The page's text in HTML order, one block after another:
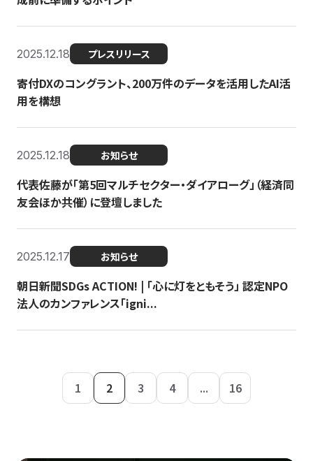
2025.12.18 プレスリリース
寄付DXのコングラント、200万件のデータを活用したAI活
用を構想
2025.12.18 お知らせ
代表佐藤が「第5回マルチセクター・ダイアローグ」（経済同
友会ほか共催）に登壇しました
2025.12.17 お知らせ
朝日新聞SDGs ACTION! | 「心に灯をともそう」 認定NPO
法人のカンファレンス「igni...
1 2 3 4 ... 16